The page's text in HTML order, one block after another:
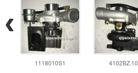
1118010S1 4102BZ.10